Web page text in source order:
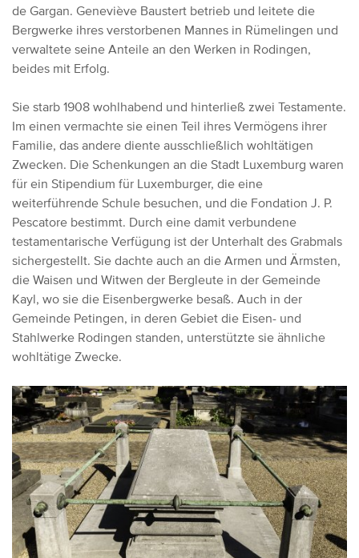
de Gargan. Geneviève Baustert betrieb und leitete die
Bergwerke ihres verstorbenen Mannes in Rümelingen und
verwaltete seine Anteile an den Werken in Rodingen,
beides mit Erfolg.
Sie starb 1908 wohlhabend und hinterließ zwei Testamente.
Im einen vermachte sie einen Teil ihres Vermögens ihrer
Familie, das andere diente ausschließlich wohltätigen
Zwecken. Die Schenkungen an die Stadt Luxemburg waren
für ein Stipendium für Luxemburger, die eine
weiterführende Schule besuchen, und die Fondation J. P.
Pescatore bestimmt. Durch eine damit verbundene
testamentarische Verfügung ist der Unterhalt des Grabmals
sichergestellt. Sie dachte auch an die Armen und Ärmsten,
die Waisen und Witwen der Bergleute in der Gemeinde
Kayl, wo sie die Eisenbergwerke besaß. Auch in der
Gemeinde Petingen, in deren Gebiet die Eisen- und
Stahlwerke Rodingen standen, unterstützte sie ähnliche
wohltätige Zwecke.